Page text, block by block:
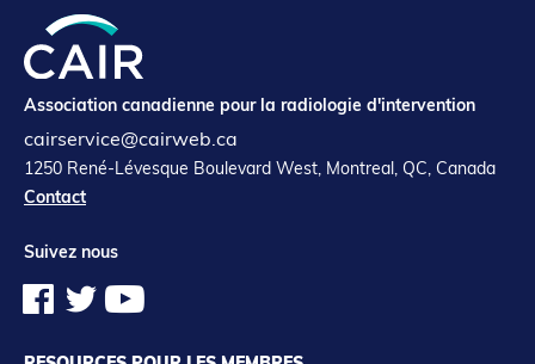
Association canadienne pour la radiologie d'intervention
cairservice@cairweb.ca
1250 René-Lévesque Boulevard West, Montreal, QC, Canada
Contact
Suivez nous